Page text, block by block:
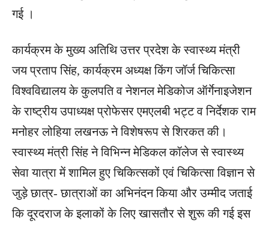
गई ।
कार्यक्रम के मुख्य अतिथि उत्तर प्रदेश के स्वास्थ्य मंत्री
जय प्रताप सिंह, कार्यक्रम अध्यक्ष किंग जॉर्ज चिकित्सा
विश्वविद्यालय के कुलपति व नेशनल मेडिकोज ऑर्गेनाइजेशन
के राष्ट्रीय उपाध्यक्ष प्रोफेसर एमएलबी भट्ट व निर्देशक राम
मनोहर लोहिया लखनऊ ने विशेषरूप से शिरकत की।
स्वास्थ्य मंत्री सिंह ने विभिन्न मेडिकल कॉलेज से स्वास्थ्य
सेवा यात्रा में शामिल हुए चिकित्सकों एवं चिकित्सा विज्ञान से
जुड़े छात्र- छात्राओं का अभिनंदन किया और उम्मीद जताई
कि दूरदराज के इलाकों के लिए खासतौर से शुरू की गई इस